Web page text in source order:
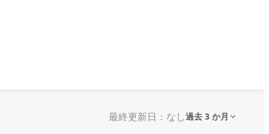
最終更新日：なし過去 3 か月